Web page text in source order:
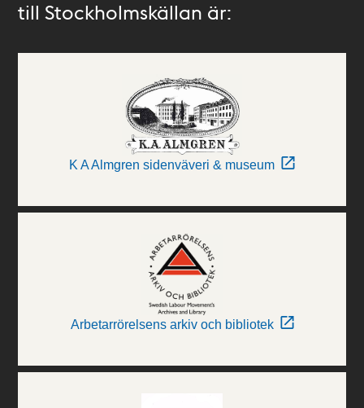
till Stockholmskällan är:
K A Almgren sidenväveri & museum
Arbetarrörelsens arkiv och bibliotek